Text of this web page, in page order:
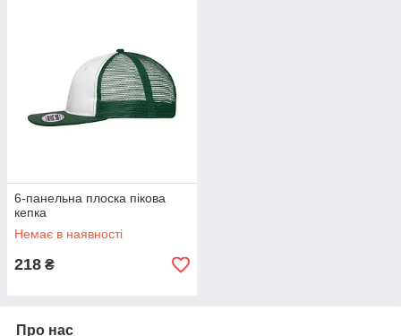
6-панельна плоска пікова
кепка
Немає в наявності
218 ₴
Про нас